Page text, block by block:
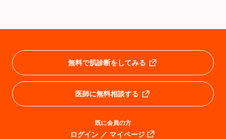
無料で肌診断をしてみる
医師に無料相談する
既に会員の方
ログイン ／ マイページ